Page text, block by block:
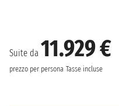
Suite da 11.929 €
prezzo per persona Tasse incluse